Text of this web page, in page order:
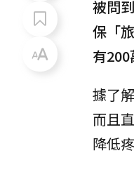
被問
保「
有200
據了
而且
降低